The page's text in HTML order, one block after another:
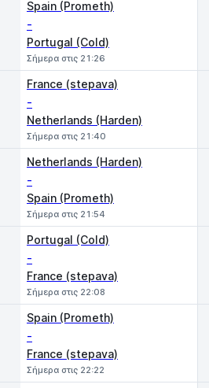
Spain (Prometh)
-
Portugal (Cold)
Σήμερα στις 21:26
France (stepava)
-
Netherlands (Harden)
Σήμερα στις 21:40
Netherlands (Harden)
-
Spain (Prometh)
Σήμερα στις 21:54
Portugal (Cold)
-
France (stepava)
Σήμερα στις 22:08
Spain (Prometh)
-
France (stepava)
Σήμερα στις 22:22